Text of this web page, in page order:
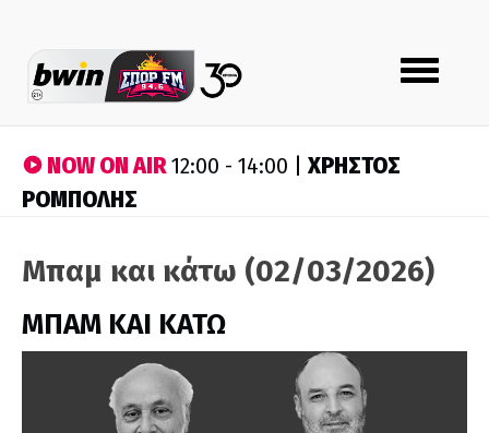
Toggle
navigation
NOW ON AIR12:00 - 14:00 | ΧΡΗΣΤΟΣ
ΡΟΜΠΟΛΗΣ
Μπαμ και κάτω (02/03/2026)
ΜΠΑΜ ΚΑΙ ΚΑΤΩ